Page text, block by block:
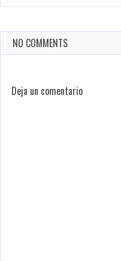
NO COMMENTS
Deja un comentario